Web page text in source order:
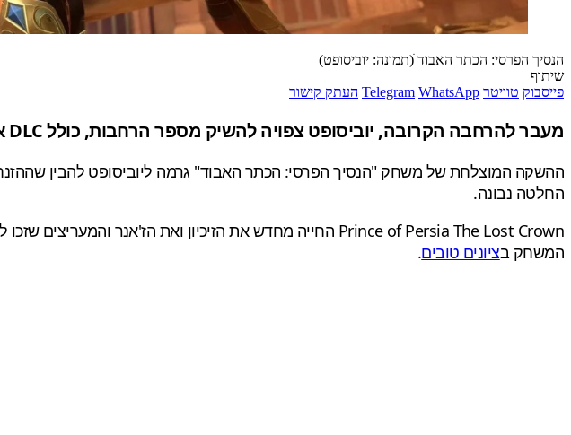
הנסיך הפרסי: הכתר האבוד ׁ(תמונה: יוביסופט)
שיתוף
פייסבוק טוויטר Telegram WhatsApp העתק קישור
מעבר להרחבה הקרובה, יוביסופט צפויה להשיק מספר הרחבות, כולל DLC אחד בתשלום מתישהו השנה
ההשקה המוצלחת של משחק "הנסיך הפרסי: הכתר האבוד" גרמה ליוביסופט להבין
החלטה נבונה.
Prince of Persia The Lost Crown החייה מחדש את הזיכיון ואת הז'אנר והמעריצים שזכו להתנסות ב
המשחק בציונים טובים.